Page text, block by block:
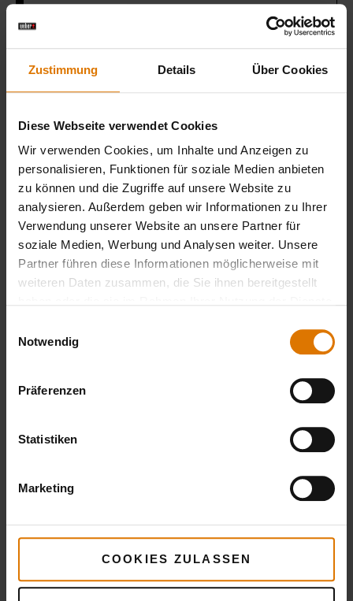
Zustimmung Details Über Cookies
Diese Webseite verwendet Cookies
Wir verwenden Cookies, um Inhalte und Anzeigen zu
personalisieren, Funktionen für soziale Medien anbieten
zu können und die Zugriffe auf unsere Website zu
analysieren. Außerdem geben wir Informationen zu Ihrer
Verwendung unserer Website an unsere Partner für
soziale Medien, Werbung und Analysen weiter. Unsere
Partner führen diese Informationen möglicherweise mit
weiteren Daten zusammen, die Sie ihnen bereitgestellt
Notwendig
Präferenzen
Statistiken
Marketing
COOKIES ZULASSEN
Grillplatte
Bambusspieße
LISTE DRUCKEN
Empfohlenes Zubehör